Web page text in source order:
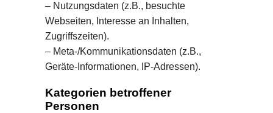
– Nutzungsdaten (z.B., besuchte
Webseiten, Interesse an Inhalten,
Zugriffszeiten).
– Meta-/Kommunikationsdaten (z.B.,
Geräte-Informationen, IP-Adressen).
Kategorien betroffener
Personen